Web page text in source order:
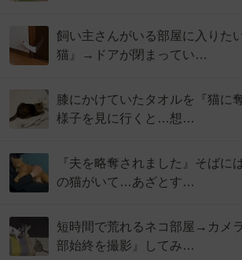
飼い主さんがいる部屋に入りた
猫』→ドアが閉まってい…
膝にかけていたタオルを『猫に
様子を見に行くと…想…
『夫を略奪されました』そばに
の猫がいて…あざとす…
短時間で荒れるネコ部屋→カメ
部始終を撮影』してみ…